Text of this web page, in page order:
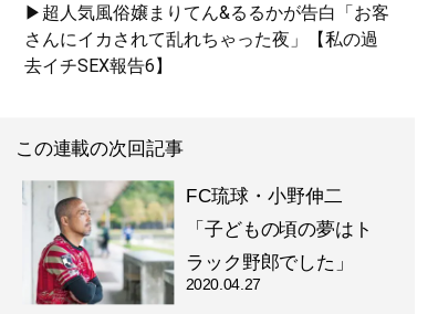
▶超人気風俗嬢まりてん&るるかが告白「お客
さんにイカされて乱れちゃった夜」【私の過
去イチSEX報告6】
この連載の次回記事
FC琉球・小野伸二
「子どもの頃の夢はト
ラック野郎でした」
2020.04.27